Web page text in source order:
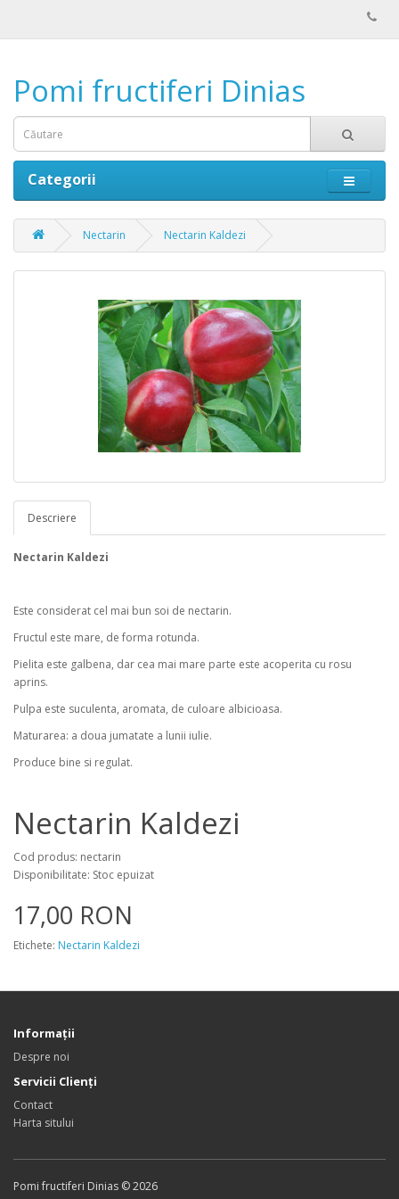
Pomi fructiferi Dinias
Categorii
Nectarin Nectarin Kaldezi
Descriere
Nectarin Kaldezi
Este considerat cel mai bun soi de nectarin.
Fructul este mare, de forma rotunda.
Pielita este galbena, dar cea mai mare parte este acoperita cu rosu
aprins.
Pulpa este suculenta, aromata, de culoare albicioasa.
Maturarea: a doua jumatate a lunii iulie.
Produce bine si regulat.
Nectarin Kaldezi
Cod produs: nectarin
Disponibilitate: Stoc epuizat
17,00 RON
Etichete: Nectarin Kaldezi
Informaţii
Despre noi
Servicii Clienţi
Contact
Harta sitului
Pomi fructiferi Dinias © 2026